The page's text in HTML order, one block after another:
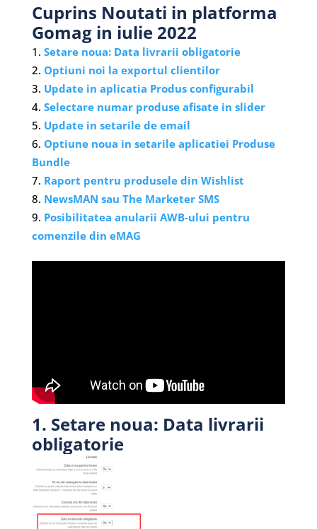
Cuprins Noutati in platforma
Gomag in iulie 2022
Setare noua: Data livrarii obligatorie
Optiuni noi la exportul clientilor
Update in aplicatia Produs configurabil
Selectare numar produse afisate in slider
Update in setarile de email
Optiune noua in setarile aplicatiei Produse
Bundle
Raport pentru produsele din Wishlist
NewsMAN sau The Marketer SMS
Posibilitatea anularii AWB-ului pentru
comenzile din eMAG
1. Setare noua: Data livrarii
obligatorie